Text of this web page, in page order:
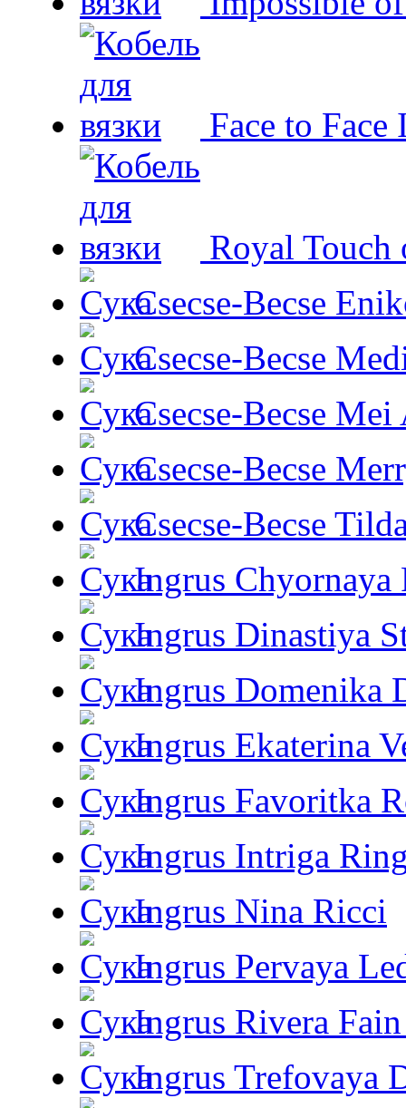
Face to
Royal Touch
Csecse-Becse
Csecse-Becse
Csecse-Becse Mei
Csecse-Becse
Csecse-Becse
Ingrus Chyornaya
Ingrus Dinastiya
Ingrus Domenika
Ingrus Ekaterina
Ingrus Favoritka
Ingrus Intriga
Ingrus Nina Ricci
Ingrus Pervaya
Ingrus Rivera
Ingrus Trefovaya